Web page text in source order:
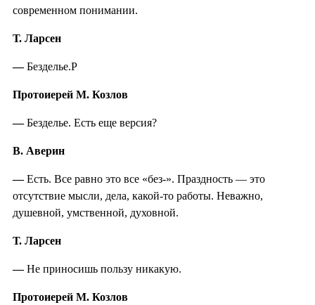
современном понимании.
Т. Ларсен
—Безделье.Р
Протоиерей М. Козлов
—Безделье. Есть еще версия?
В. Аверин
—Есть. Все равно это все «без-». Праздность — это
отсутствие мысли, дела, какой-то работы. Неважно,
душевной, умственной, духовной.
Т. Ларсен
—Не приносишь пользу никакую.
Протоиерей М. Козлов